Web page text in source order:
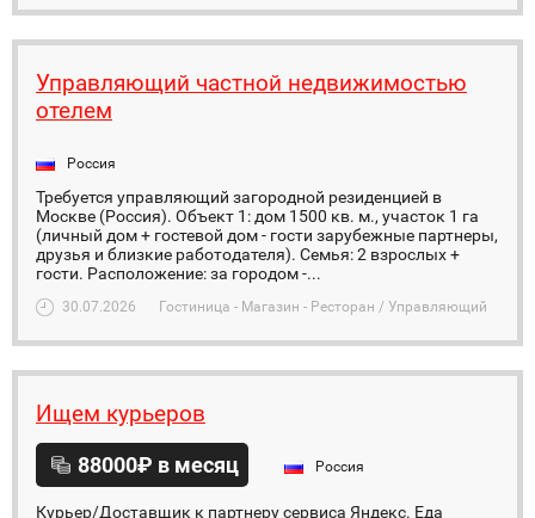
Управляющий частной недвижимостью
отелем
Россия
Требуется управляющий загородной резиденцией в
Москве (Россия). Объект 1: дом 1500 кв. м., участок 1 га
(личный дом + гостевой дом - гости зарубежные партнеры,
друзья и близкие работодателя). Семья: 2 взрослых +
гости. Расположение: за городом -...
30.07.2026 Гостиница - Магазин - Ресторан / Управляющий
Ищем курьеров
88000₽ в месяц Россия
Курьер/Доставщик к партнеру сервиса Яндекс. Еда